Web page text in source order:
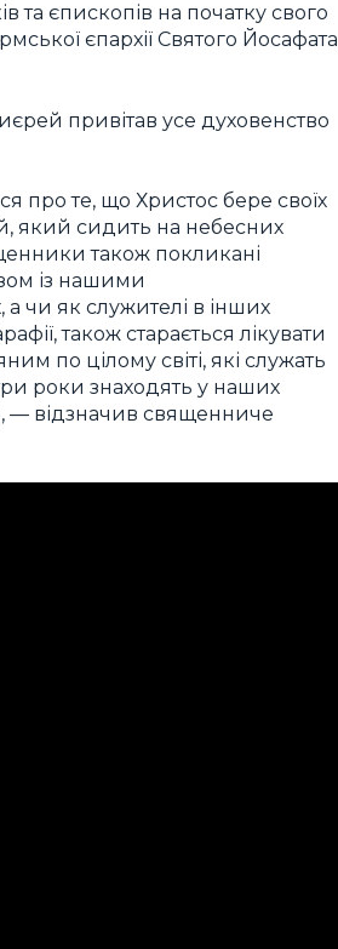
єпископів на початку свого
єпархії Святого Йосафата
привітав усе духовенство
про те, що Христос бере своїх
який сидить на небесних
також покликані
із нашими
чи як служителі в інших
також старається лікувати
по цілому світі, які служать
роки знаходять у наших
— відзначив священниче